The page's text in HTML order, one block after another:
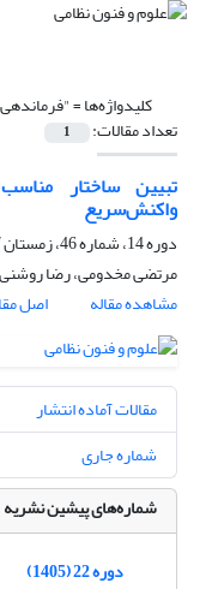
کلیدواژه‌ها =
تعداد مقالات: 1
تبیین ساختار
واکنش‌سریع
دوره 14، شماره 46، زمستان 1397، صفحه
مرتضی مخدومی، رضا
مشاهده مقاله
اصل
مقالات آماده انتشار
شماره جاری
شماره‌های پیشین نشریه
دوره 22 (1405)